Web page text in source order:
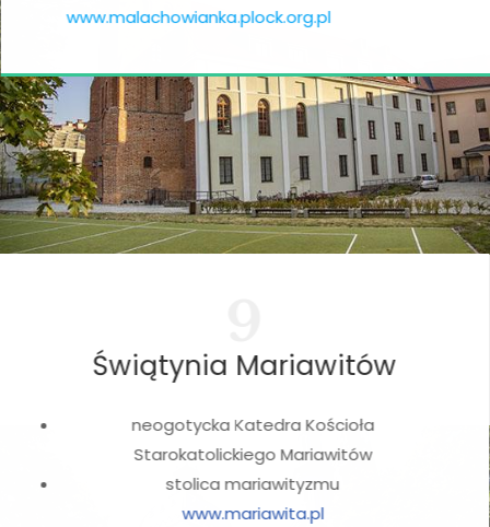
www.malachowianka.plock.org.pl
Świątynia Mariawitów
neogotycka Katedra Kościoła
Starokatolickiego Mariawitów
stolica mariawityzmu
www.mariawita.pl